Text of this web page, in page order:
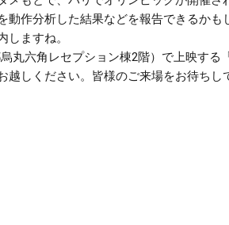
作分析した結果などを報告できるかも
ますね。
六角レセプション棟2階）で上映する
しください。皆様のご来場をお待ちし